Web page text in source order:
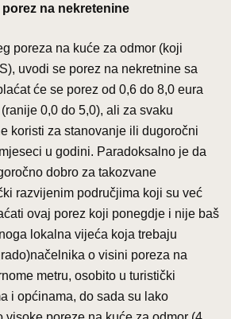
na nekretenine
poreza na kuće za odmor (koji
uvodi se porez na nekretnine sa
će se porez od 0,6 do 8,0 eura
0,0 do 5,0), ali za svaku
koristi za stanovanje ili dugoročni
u godini. Paradoksalno je da
dobro za takozvane
razvijenim područjima koji su već
ovaj porez koji ponegdje i nije baš
lokalna vijeća koja trebaju
o visini poreza na
metru, osobito u turistički
i općinama, do sada su lako